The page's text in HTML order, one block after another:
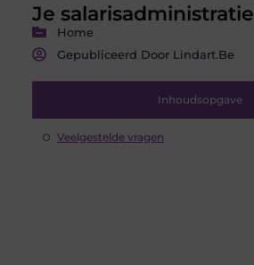
Je salarisadministratie
Home
Gepubliceerd Door Lindart.be
Inhoudsopgave
Veelgestelde vragen